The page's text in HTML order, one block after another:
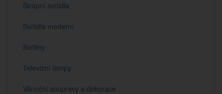
Stropní svítidla
Svítidla moderní
Svítilny
Televizní lampy
Vánoční soupravy a dekorace